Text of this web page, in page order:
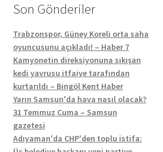
Son Gönderiler
Trabzonspor, Güney Koreli orta saha
oyuncusunu açıkladı! – Haber 7
Kamyonetin direksiyonuna sıkışan
kedi yavrusu itfaiye tarafından
kurtarıldı – Bingöl Kent Haber
Yarın Samsun'da hava nasıl olacak?
31 Temmuz Cuma – Samsun
gazetesi
Adıyaman'da CHP'den toplu istifa: